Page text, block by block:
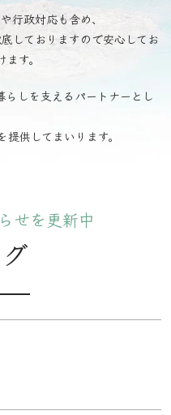
行政対応も含め、
しておりますので安心してお
す。
らしを支えるパートナーとし
供してまいります。
せを更新中